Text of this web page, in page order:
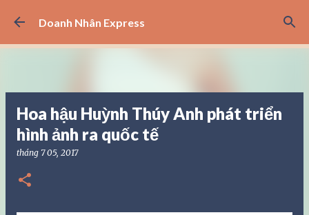
Chuyển đến nội dung chính
Doanh Nhân Express
Hoa hậu Huỳnh Thúy Anh phát triển
hình ảnh ra quốc tế
tháng 7 05, 2017